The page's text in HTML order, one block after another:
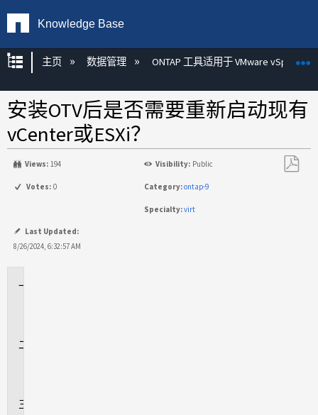
Knowledge Base
扩展/隐缩全局层次
主页 数据管理 ONTAP 工具适用于 VMware vSphere
安装OTV后是否需要重新启动现有
vCenter或ESXi？
Views: 194 Visibility: Public
Votes: 0 Category:ontap-9
Specialty:virt
Last Updated:
8/26/2024, 6:32:57 AM